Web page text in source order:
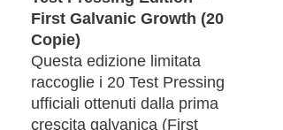
First Galvanic Growth (20
Copie)
Questa edizione limitata
raccoglie i 20 Test Pressing
ufficiali ottenuti dalla prima
crescita galvanica (First